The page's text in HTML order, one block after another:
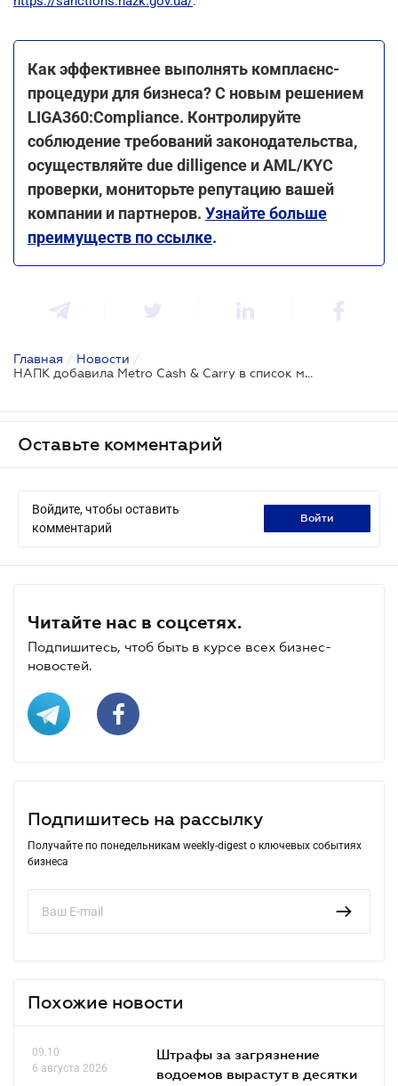
Как эффективнее выполнять комплаєнс-
процедури для бизнеса? С новым решением
LIGA360:Compliance. Контролируйте
соблюдение требований законодательства,
осуществляйте due dilligence и AML/KYC
проверки, мониторьте репутацию вашей
компании и партнеров. Узнайте больше
преимуществ по ссылке.
Главная / Новости /
НАПК добавила Metro Cash & Carry в список международных спонсоров войны
Оставьте комментарий
Войдите, чтобы оставить
комментарий
войти
Читайте нас в соцсетях.
Подпишитесь, чтоб быть в курсе всех бизнес-
новостей.
Подпишитесь на рассылку
Получайте по понедельникам weekly-digest о ключевых событиях
бизнеса
Похожие новости
09.10
6 августа 2026
Штрафы за загрязнение
водоемов вырастут в десятки